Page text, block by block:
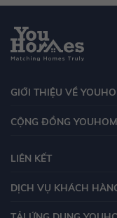
GIỚI THIỆU VỀ
CỘNG ĐỒNG
LIÊN KẾT
DỊCH VỤ KHÁCH